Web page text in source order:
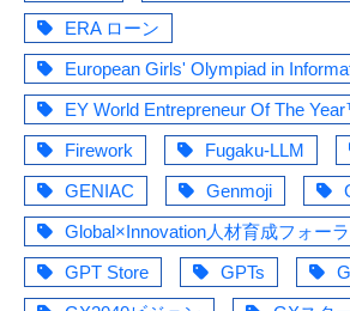
ERA ローン
European Girls' Olympiad in
EY World Entrepreneur Of The
Firework
Fugaku-LLM
GENIAC
Genmoji
Global×Innovation人材育成フォー
GPT Store
GPTs